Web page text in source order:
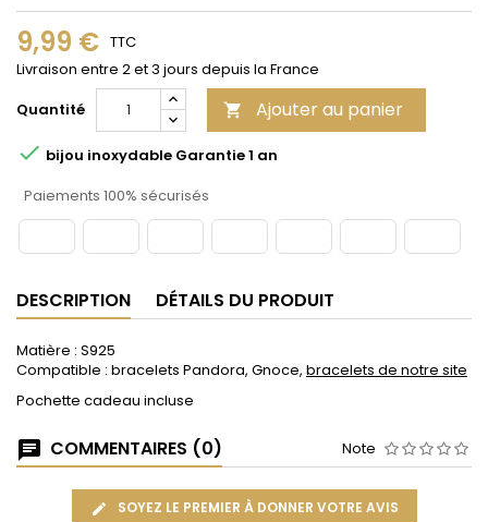
9,99 € TTC
Livraison entre 2 et 3 jours depuis la France
Quantité
 Ajouter au panier
 bijou inoxydable Garantie 1 an
Paiements 100% sécurisés
DESCRIPTION DÉTAILS DU PRODUIT
Matière : S925
Compatible : bracelets Pandora, Gnoce, bracelets de notre site
Pochette cadeau incluse
COMMENTAIRES (0) Note
SOYEZ LE PREMIER À DONNER VOTRE AVIS